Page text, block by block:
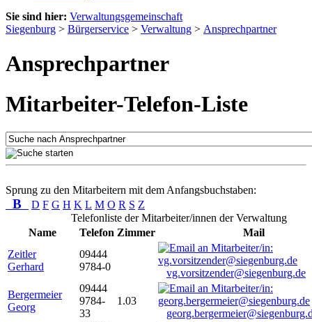
Sie sind hier: Verwaltungsgemeinschaft
Siegenburg > Bürgerservice > Verwaltung > Ansprechpartner
Ansprechpartner
Mitarbeiter-Telefon-Liste
Sprung zu den Mitarbeitern mit dem Anfangsbuchstaben:
B D F G H K L M O R S Z
Telefonliste der Mitarbeiter/innen der Verwaltung
Name
Telefon Zimmer
Mail
Zeitler
Gerhard
09444
9784-0
vg.vorsitzender@siegenburg.de
Bergermeier
Georg
09444
9784-
33
1.03